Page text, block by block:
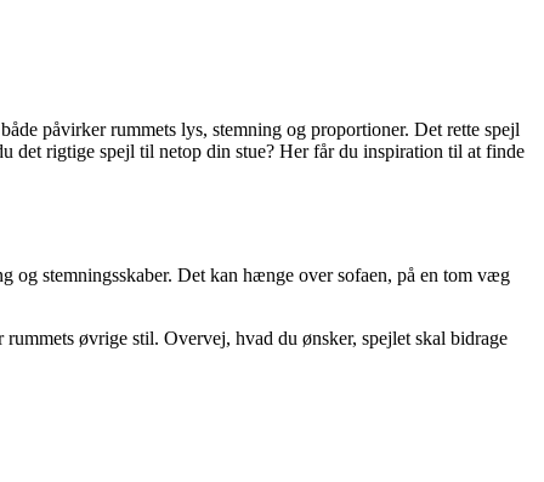
påvirker rummets lys, stemning og proportioner. Det rette spejl
det rigtige spejl til netop din stue? Her får du inspiration til at finde
og stemningsskaber. Det kan hænge over sofaen, på en tom væg
øvrige stil. Overvej, hvad du ønsker, spejlet skal bidrage